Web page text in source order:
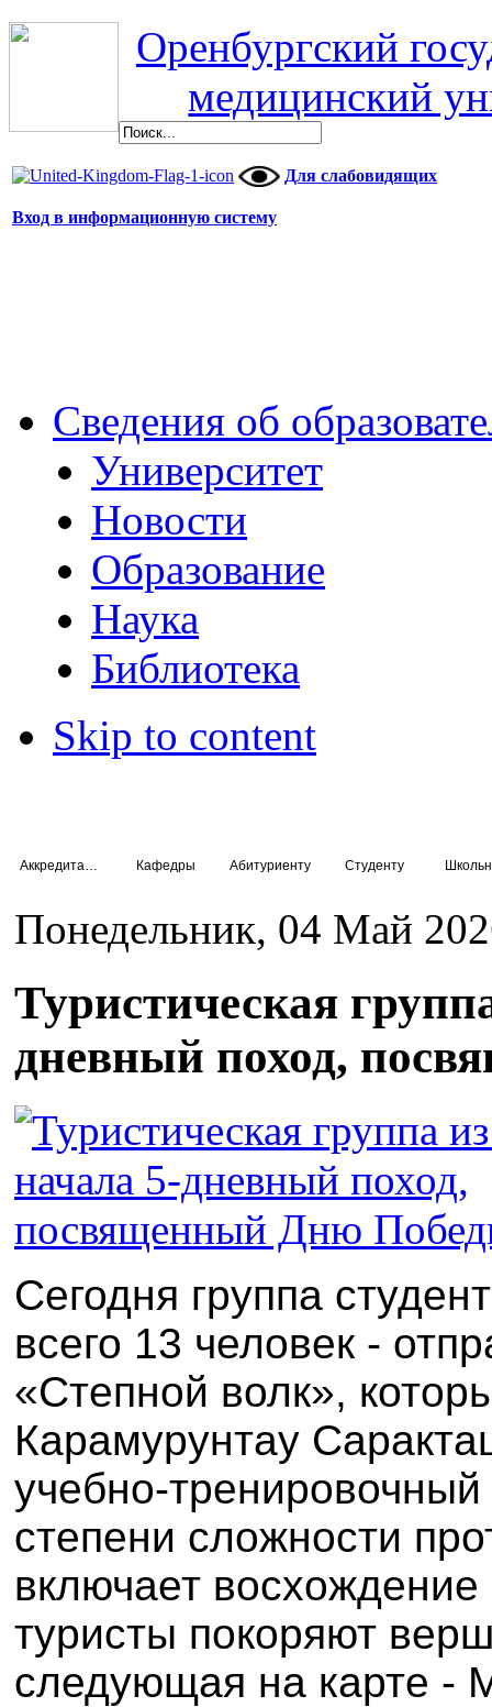
Оренбургский
медицинский
Для слабовидящих
Вход в информационную систему
Сведения об
Университет
Новости
Образование
Наука
Библиотека
Skip to content
Кафедры Абитуриенту Студенту
Понедельник, 04 Май
Туристическая
дневный поход,
Сегодня группа
всего 13 человек -
«Степной волк»,
Карамурунтау
учебно-
степени сложности
включает
туристы покоряют
следующая на карте -